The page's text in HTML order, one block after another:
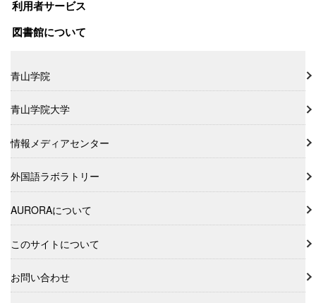
利用者サービス
図書館について
青山学院
青山学院大学
情報メディアセンター
外国語ラボラトリー
AURORAについて
このサイトについて
お問い合わせ